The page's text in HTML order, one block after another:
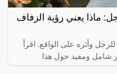
ماذا يعني رؤية الزفاف
وأثره على الواقع. اقرأ
شامل ومفيد حول هذا